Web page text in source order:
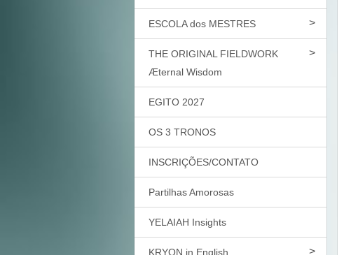
ESCOLA dos MESTRES
THE ORIGINAL FIELDWORK
Æternal Wisdom
EGITO 2027
OS 3 TRONOS
INSCRIÇÕES/CONTATO
Partilhas Amorosas
YELAIAH Insights
KRYON in English